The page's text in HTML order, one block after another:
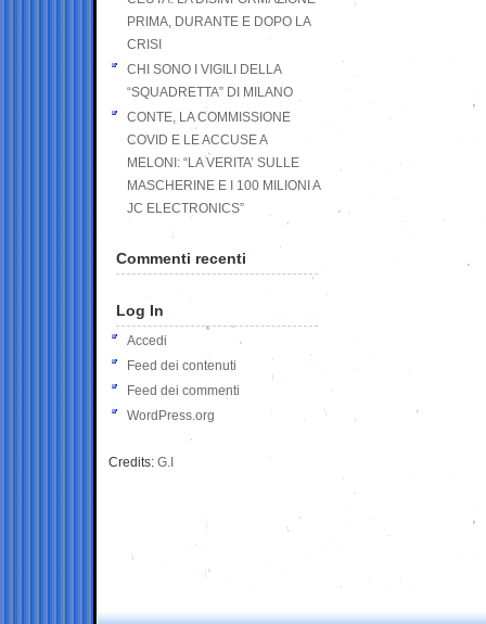
PRIMA, DURANTE E DOPO LA
CRISI
CHI SONO I VIGILI DELLA
“SQUADRETTA” DI MILANO
CONTE, LA COMMISSIONE
COVID E LE ACCUSE A
MELONI: “LA VERITA’ SULLE
MASCHERINE E I 100 MILIONI A
JC ELECTRONICS”
Commenti recenti
Log In
Accedi
Feed dei contenuti
Feed dei commenti
WordPress.org
Credits: G.I